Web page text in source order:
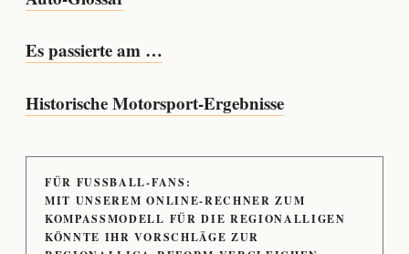
Es passierte am …
Historische Motorsport-Ergebnisse
FÜR FUSSBALL-FANS:
MIT UNSEREM ONLINE-RECHNER ZUM
KOMPASSMODELL FÜR DIE REGIONALLIGEN
KÖNNTE IHR VORSCHLÄGE ZUR